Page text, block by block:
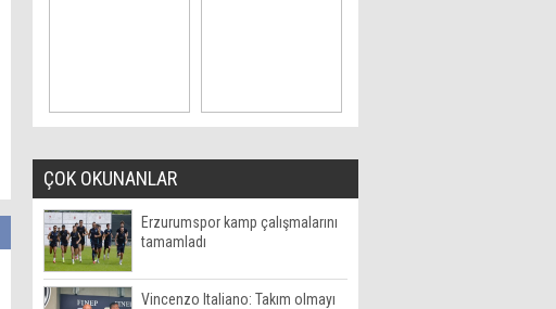
ÇOK OKUNANLAR
Erzurumspor kamp çalışmalarını
tamamladı
Vincenzo Italiano: Takım olmayı